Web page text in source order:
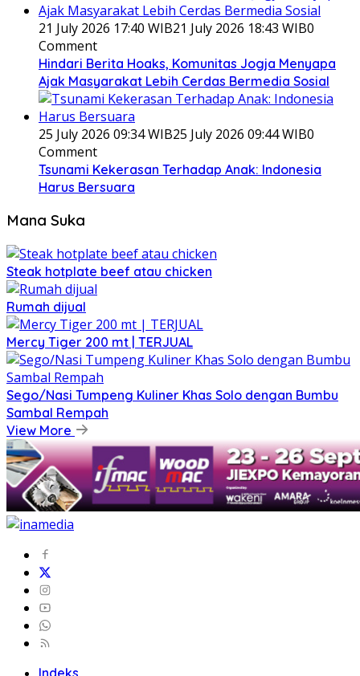
21 July 2026 17:40 WIB21 July 2026 18:43 WIB0
Comment
Hindari Berita Hoaks, Komunitas Jogja Menyapa
Ajak Masyarakat Lebih Cerdas Bermedia Sosial
25 July 2026 09:34 WIB25 July 2026 09:44 WIB0
Comment
Tsunami Kekerasan Terhadap Anak: Indonesia
Harus Bersuara
Mana Suka
Steak hotplate beef atau chicken
Rumah dijual
Mercy Tiger 200 mt | TERJUAL
Sego/Nasi Tumpeng Kuliner Khas Solo dengan Bumbu
Sambal Rempah
View More